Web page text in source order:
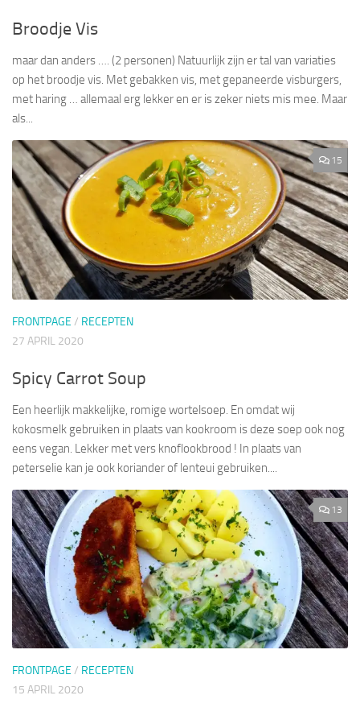
Broodje Vis
maar dan anders …. (2 personen) Natuurlijk zijn er tal van variaties
op het broodje vis. Met gebakken vis, met gepaneerde visburgers,
met haring … allemaal erg lekker en er is zeker niets mis mee. Maar
als...
15
FRONTPAGE / RECEPTEN
27 APRIL 2020
Spicy Carrot Soup
Een heerlijk makkelijke, romige wortelsoep. En omdat wij
kokosmelk gebruiken in plaats van kookroom is deze soep ook nog
eens vegan. Lekker met vers knoflookbrood ! In plaats van
peterselie kan je ook koriander of lenteui gebruiken....
13
FRONTPAGE / RECEPTEN
15 APRIL 2020